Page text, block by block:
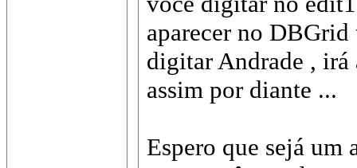
aparecer no
digitar Andrade , irá
assim por diante ...
Espero que sejá